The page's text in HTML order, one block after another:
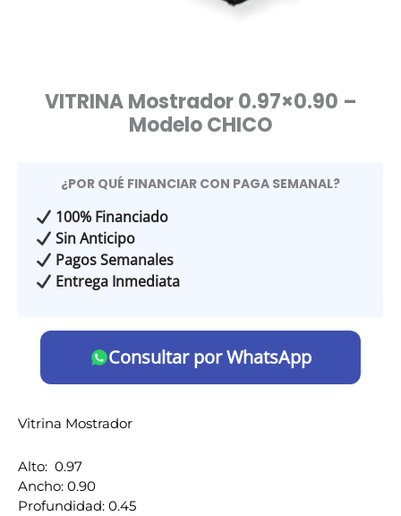
VITRINA Mostrador 0.97×0.90 –
Modelo CHICO
¿POR QUÉ FINANCIAR CON PAGA SEMANAL?
100% Financiado
Sin Anticipo
Pagos Semanales
Entrega Inmediata
Consultar por WhatsApp
Vitrina Mostrador
Alto: 0.97
Ancho: 0.90
Profundidad: 0.45